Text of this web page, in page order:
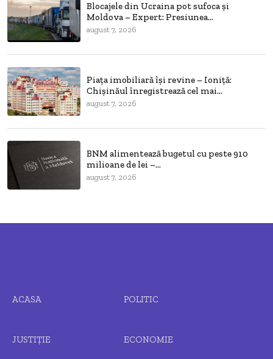
Blocajele din Ucraina pot sufoca și
Moldova – Expert: Presiunea...
august 7, 2026
Piața imobiliară își revine – Ioniță:
Chișinăul înregistrează cel mai...
august 7, 2026
BNM alimentează bugetul cu peste 910
milioane de lei –...
august 7, 2026
ACASA POLITIC
JUSTIȚIE ECONOMIE